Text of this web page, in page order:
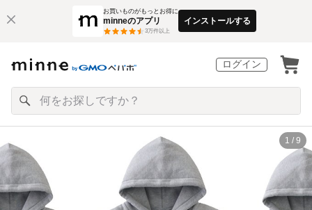
お買いものがもっとお得に
minneのアプリ
3万件以上
インストールする
ログイン
1 / 9